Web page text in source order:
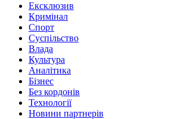
Ексклюзив
Кримінал
Спорт
Суспільство
Влада
Культура
Аналітика
Бізнес
Без кордонів
Технології
Новини партнерів